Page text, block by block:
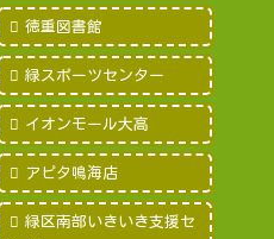
徳重図書館
緑スポーツセンター
イオンモール大高
アピタ鳴海店
緑区南部いきいき支援セ